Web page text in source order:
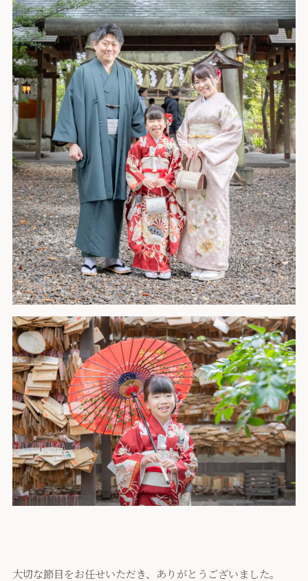
大切な節目をお任せいただき、ありがとうございました。